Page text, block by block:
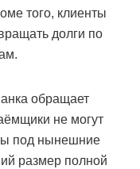
того, клиенты
долги по
обращает
не могут
под нынешние
размер полной